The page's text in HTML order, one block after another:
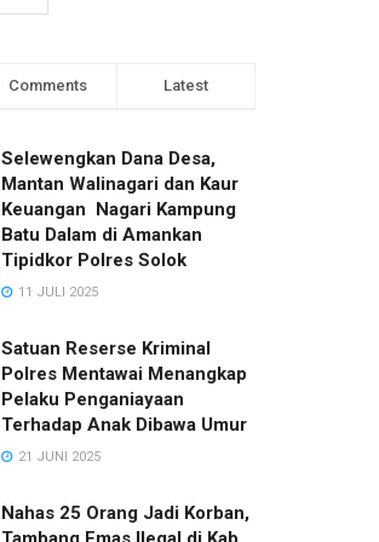
Comments Latest
Selewengkan Dana Desa,
Mantan Walinagari dan Kaur
Keuangan Nagari Kampung
Batu Dalam di Amankan
Tipidkor Polres Solok
11 JULI 2025
Satuan Reserse Kriminal
Polres Mentawai Menangkap
Pelaku Penganiayaan
Terhadap Anak Dibawa Umur
21 JUNI 2025
Nahas 25 Orang Jadi Korban,